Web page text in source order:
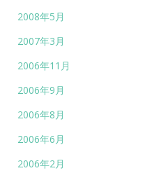
2008年5月
2007年3月
2006年11月
2006年9月
2006年8月
2006年6月
2006年2月